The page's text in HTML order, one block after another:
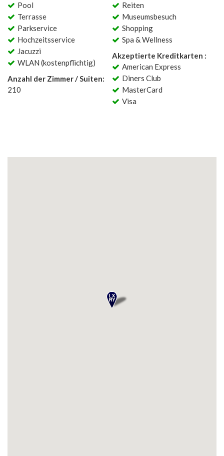
Pool
Terrasse
Parkservice
Hochzeitsservice
Jacuzzi
WLAN (kostenpflichtig)
Anzahl der Zimmer / Suiten:
210
Reiten
Museumsbesuch
Shopping
Spa & Wellness
Akzeptierte Kreditkarten :
American Express
Diners Club
MasterCard
Visa